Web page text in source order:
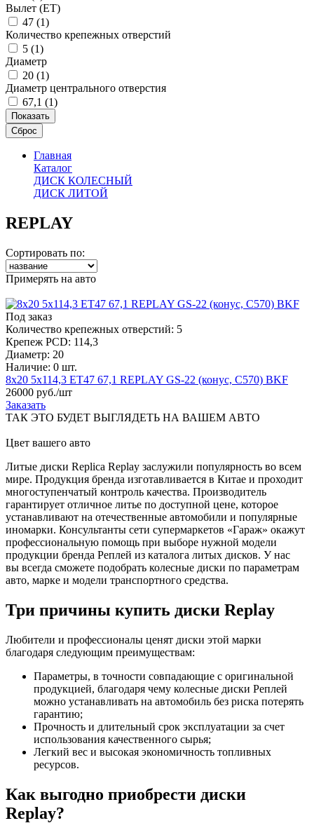
Вылет (ET)
47 (1)
Количество крепежных отверстий
5 (1)
Диаметр
20 (1)
Диаметр центрального отверстия
67,1 (1)
Главная
Каталог
ДИСК КОЛЕСНЫЙ
ДИСК ЛИТОЙ
REPLAY
Сортировать по:
Примерять на авто
Под заказ
Количество крепежных отверстий: 5
Крепеж PCD: 114,3
Диаметр: 20
Наличие: 0 шт.
8х20 5х114,3 ЕТ47 67,1 REPLAY GS-22 (конус, С570) BKF
26000 руб./шт
Заказать
ТАК ЭТО БУДЕТ ВЫГЛЯДЕТЬ НА ВАШЕМ АВТО
Цвет вашего авто
Литые диски Replica Replay заслужили популярность во всем
мире. Продукция бренда изготавливается в Китае и проходит
многоступенчатый контроль качества. Производитель
гарантирует отличное литье по доступной цене, которое
устанавливают на отечественные автомобили и популярные
иномарки. Консультанты сети супермаркетов «Гараж» окажут
профессиональную помощь при выборе нужной модели
продукции бренда Реплей из каталога литых дисков. У нас
вы всегда сможете подобрать колесные диски по параметрам
авто, марке и модели транспортного средства.
Три причины купить диски Replay
Любители и профессионалы ценят диски этой марки
благодаря следующим преимуществам:
Параметры, в точности совпадающие с оригинальной
продукцией, благодаря чему колесные диски Реплей
можно устанавливать на автомобиль без риска потерять
гарантию;
Прочность и длительный срок эксплуатации за счет
использования качественного сырья;
Легкий вес и высокая экономичность топливных
ресурсов.
Как выгодно приобрести диски
Replay?